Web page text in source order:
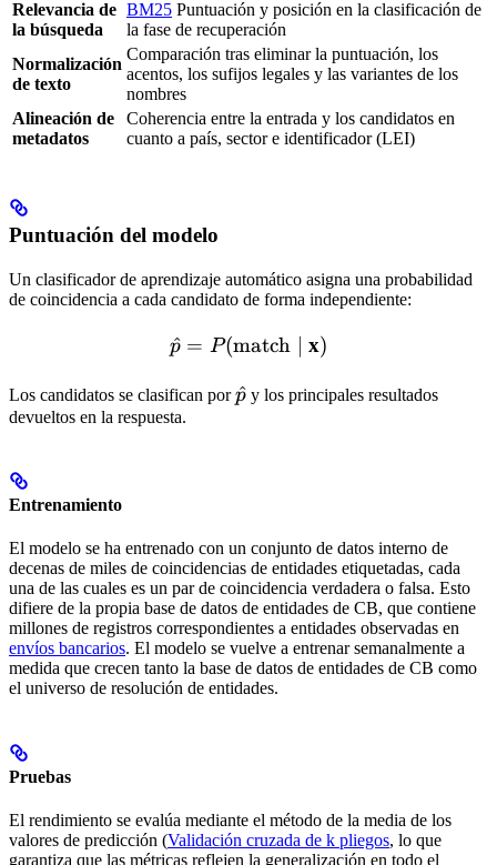
Relevancia de
la búsqueda
BM25 Puntuación y posición en la clasificación de
la fase de recuperación
Normalización
de texto
Comparación tras eliminar la puntuación, los
acentos, los sufijos legales y las variantes de los
nombres
Alineación de
metadatos
Coherencia entre la entrada y los candidatos en
cuanto a país, sector e identificador (LEI)
Puntuación del modelo
Un clasificador de aprendizaje automático asigna una probabilidad
de coincidencia a cada candidato de forma independiente:
\hat{p} =
p
^ = P(match x)
Los candidatos se clasifican por\hat{p}
p
^ y los principales resultados
devueltos en la respuesta.
Entrenamiento
El modelo se ha entrenado con un conjunto de datos interno de
decenas de miles de coincidencias de entidades etiquetadas, cada
una de las cuales es un par de coincidencia verdadera o falsa. Esto
difiere de la propia base de datos de entidades de CB, que contiene
millones de registros correspondientes a entidades observadas en
envíos bancarios. El modelo se vuelve a entrenar semanalmente a
medida que crecen tanto la base de datos de entidades de CB como
el universo de resolución de entidades.
Pruebas
El rendimiento se evalúa mediante el método de la media de los
valores de predicción (Validación cruzada de k pliegos, lo que
garantiza que las métricas reflejen la generalización en todo el